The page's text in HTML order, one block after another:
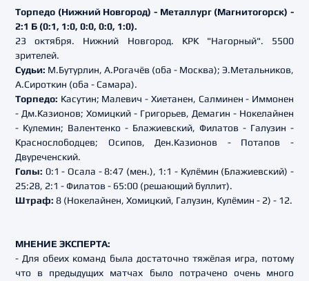
Торпедо (Нижний Новгород) - Металлург (Магнитогорск) -
2:1 Б (0:1, 1:0, 0:0, 0:0, 1:0).
23 октября. Нижний Новгород. КРК "Нагорный". 5500
зрителей.
Судьи: М.Бутурлин, А.Рогачёв (оба - Москва); Э.Метальников,
А.Сироткин (оба - Самара).
Торпедо: Касутин; Малевич - Хиетанен, Салминен - Иммонен
- Дм.Казионов; Хомицкий - Григорьев, Демагин - Нокелайнен
- Кулемин; Валентенко - Блажиевский, Филатов - Галузин -
Краснослободцев; Осипов, Ден.Казионов - Потапов -
Двуреченский.
Голы: 0:1 - Осала - 8:47 (мен.), 1:1 - Кулёмин (Блажиевский) -
25:28, 2:1 - Филатов - 65:00 (решающий буллит).
Штраф: 8 (Нокелайнен, Хомицкий, Галузин, Кулёмин - 2) - 12.
МНЕНИЕ ЭКСПЕРТА:
- Для обеих команд была достаточно тяжёлая игра, потому
что в предыдущих матчах было потрачено очень много